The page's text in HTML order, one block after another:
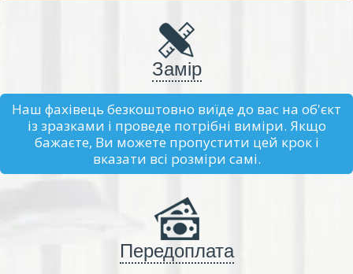
Замір
Наш фахівець безкоштовно виїде до вас на об'єкт
із зразками і проведе потрібні виміри. Якщо
бажаєте, Ви можете пропустити цей крок і
вказати всі розміри самі.
Передоплата